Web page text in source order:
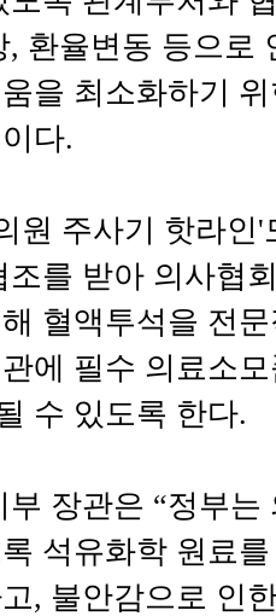
, 환율변동 등으로
을 최소화하기
다.
원 주사기 핫라인
조를 받아 의사협
혈액투석을 전
에 필수 의료소
수 있도록 한다.
장관은 “정부는
석유화학 원료
, 불안감으로 인